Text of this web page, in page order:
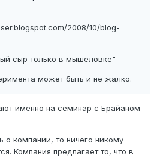
2008/10/blog-
сыр только в мышеловке"
может быть и не жалко.
именно на семинар с Брайаном
о компании, то ничего никому
Компания предлагает то, что в